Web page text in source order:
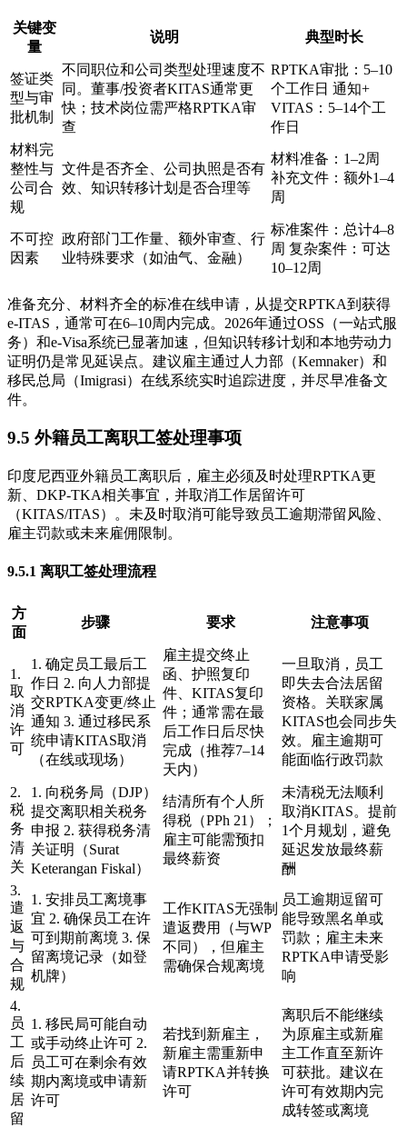
关键变
量
说明 典型时长
签证类
型与审
批机制
不同职位和公司类型处理速度不
同。董事/投资者KITAS通常更
快；技术岗位需严格RPTKA审
查
RPTKA审批：5–10
个工作日 通知+
VITAS：5–14个工
作日
材料完
整性与
公司合
规
文件是否齐全、公司执照是否有
效、知识转移计划是否合理等
材料准备：1–2周
补充文件：额外1–4
周
不可控
因素
政府部门工作量、额外审查、行
业特殊要求（如油气、金融）
标准案件：总计4–8
周 复杂案件：可达
10–12周
准备充分、材料齐全的标准在线申请，从提交RPTKA到获得
e-ITAS，通常可在6–10周内完成。2026年通过OSS（一站式服
务）和e-Visa系统已显著加速，但知识转移计划和本地劳动力
证明仍是常见延误点。建议雇主通过人力部（Kemnaker）和
移民总局（Imigrasi）在线系统实时追踪进度，并尽早准备文
件。
9.5 外籍员工离职工签处理事项
印度尼西亚外籍员工离职后，雇主必须及时处理RPTKA更
新、DKP-TKA相关事宜，并取消工作居留许可
（KITAS/ITAS）。未及时取消可能导致员工逾期滞留风险、
雇主罚款或未来雇佣限制。
9.5.1 离职工签处理流程
方
面
步骤 要求 注意事项
1.
取
消
许
可
1. 确定员工最后工
作日 2. 向人力部提
交RPTKA变更/终止
通知 3. 通过移民系
统申请KITAS取消
（在线或现场）
雇主提交终止
函、护照复印
件、KITAS复印
件；通常需在最
后工作日后尽快
完成（推荐7–14
天内）
一旦取消，员工
即失去合法居留
资格。关联家属
KITAS也会同步失
效。雇主逾期可
能面临行政罚款
2.
税
务
清
关
1. 向税务局（DJP）
提交离职相关税务
申报 2. 获得税务清
关证明（Surat
Keterangan Fiskal）
结清所有个人所
得税（PPh 21）；
雇主可能需预扣
最终薪资
未清税无法顺利
取消KITAS。提前
1个月规划，避免
延迟发放最终薪
酬
3.
遣
返
与
合
规
1. 安排员工离境事
宜 2. 确保员工在许
可到期前离境 3. 保
留离境记录（如登
机牌）
工作KITAS无强制
遣返费用（与WP
不同），但雇主
需确保合规离境
员工逾期逗留可
能导致黑名单或
罚款；雇主未来
RPTKA申请受影
响
4.
员
工
后
续
居
留
1. 移民局可能自动
或手动终止许可 2.
员工可在剩余有效
期内离境或申请新
许可
若找到新雇主，
新雇主需重新申
请RPTKA并转换
许可
离职后不能继续
为原雇主或新雇
主工作直至新许
可获批。建议在
许可有效期内完
成转签或离境